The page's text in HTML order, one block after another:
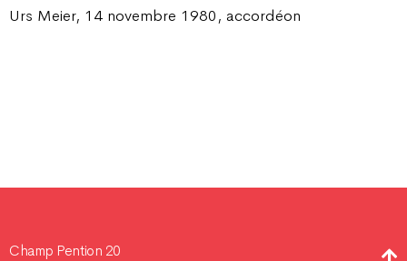
Urs Meier, 14 novembre 1980, accordéon
Champ Pention 20